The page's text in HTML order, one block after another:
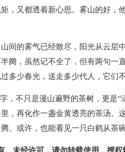
，又都透着新心思。雾山的好
间的雾气已经散尽，阳光从云层
阕，虽然记不全了，但有两句一
多少春光，送走多少代人，它们
，不只是漫山遍野的茶树，更是
，再化作一盏金黄透亮的茶汤
。或许，也能看见一只白鹤从茶
未经许可，请勿转载使用。授权